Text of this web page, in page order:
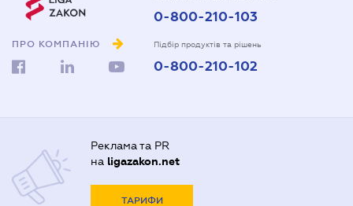
ПРО КОМПАНІЮ
0-800-210-103
Підбір продуктів та рішень
0-800-210-102
Реклама та PR
на ligazakon.net
ТАРИФИ